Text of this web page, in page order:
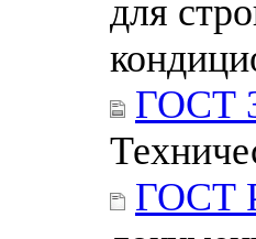
для
ГОСТ
ГОСТ